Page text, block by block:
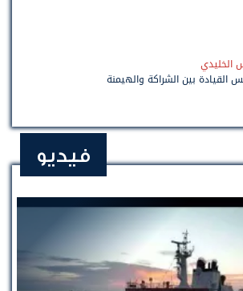
الخليدي
القيادة بين الشراكة والهيمنة
فيديو